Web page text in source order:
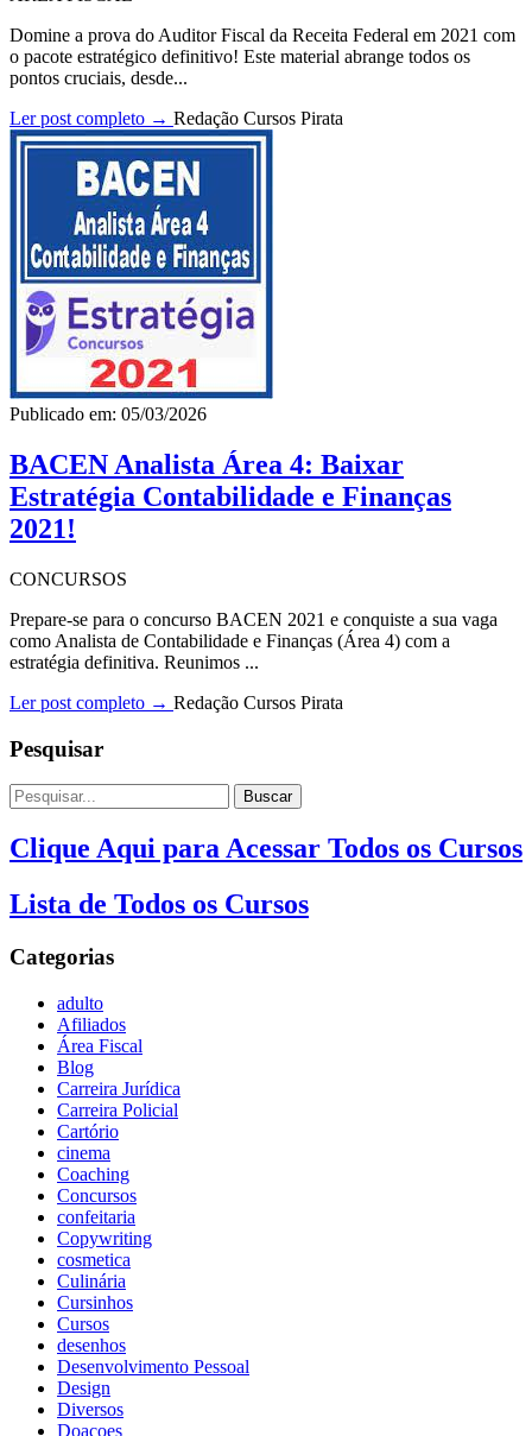
Domine a prova do Auditor Fiscal da Receita Federal em 2021 com
o pacote estratégico definitivo! Este material abrange todos os
pontos cruciais, desde...
Ler post completo → Redação Cursos Pirata
Publicado em: 05/03/2026
BACEN Analista Área 4: Baixar
Estratégia Contabilidade e Finanças
2021!
CONCURSOS
Prepare-se para o concurso BACEN 2021 e conquiste a sua vaga
como Analista de Contabilidade e Finanças (Área 4) com a
estratégia definitiva. Reunimos ...
Ler post completo → Redação Cursos Pirata
Pesquisar
Buscar
Clique Aqui para Acessar Todos os Cursos
Lista de Todos os Cursos
Categorias
adulto
Afiliados
Área Fiscal
Blog
Carreira Jurídica
Carreira Policial
Cartório
cinema
Coaching
Concursos
confeitaria
Copywriting
cosmetica
Culinária
Cursinhos
Cursos
desenhos
Desenvolvimento Pessoal
Design
Diversos
Doaçoes